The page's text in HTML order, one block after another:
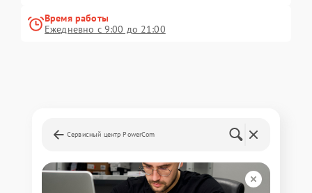
Время работы
Ежедневно с 9:00 до 21:00
Сервисный центр PowerCom